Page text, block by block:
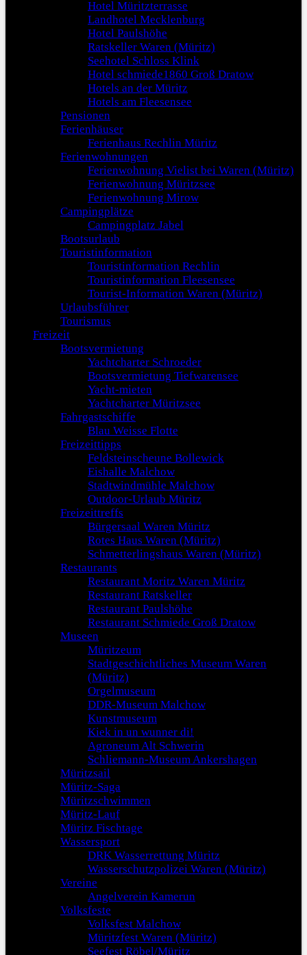
Hotel Müritzterrasse
Landhotel Mecklenburg
Hotel Paulshöhe
Ratskeller Waren (Müritz)
Seehotel Schloss Klink
Hotel schmiede1860 Groß Dratow
Hotels an der Müritz
Hotels am Fleesensee
Pensionen
Ferienhäuser
Ferienhaus Rechlin Müritz
Ferienwohnungen
Ferienwohnung Vielist bei Waren (Müritz)
Ferienwohnung Müritzsee
Ferienwohnung Mirow
Campingplätze
Campingplatz Jabel
Bootsurlaub
Touristinformation
Touristinformation Rechlin
Touristinformation Fleesensee
Tourist-Information Waren (Müritz)
Urlaubsführer
Tourismus
Freizeit
Bootsvermietung
Yachtcharter Schroeder
Bootsvermietung Tiefwarensee
Yacht-mieten
Yachtcharter Müritzsee
Fahrgastschiffe
Blau Weisse Flotte
Freizeittipps
Feldsteinscheune Bollewick
Eishalle Malchow
Stadtwindmühle Malchow
Outdoor-Urlaub Müritz
Freizeittreffs
Bürgersaal Waren Müritz
Rotes Haus Waren (Müritz)
Schmetterlingshaus Waren (Müritz)
Restaurants
Restaurant Moritz Waren Müritz
Restaurant Ratskeller
Restaurant Paulshöhe
Restaurant Schmiede Groß Dratow
Museen
Müritzeum
Stadtgeschichtliches Museum Waren
(Müritz)
Orgelmuseum
DDR-Museum Malchow
Kunstmuseum
Kiek in un wunner di!
Agroneum Alt Schwerin
Schliemann-Museum Ankershagen
Müritzsail
Müritz-Saga
Müritzschwimmen
Müritz-Lauf
Müritz Fischtage
Wassersport
DRK Wasserrettung Müritz
Wasserschutzpolizei Waren (Müritz)
Vereine
Angelverein Kamerun
Volksfeste
Volksfest Malchow
Müritzfest Waren (Müritz)
Seefest Röbel/Müritz